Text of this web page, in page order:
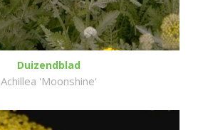
Duizendblad
Achillea 'Moonshine'